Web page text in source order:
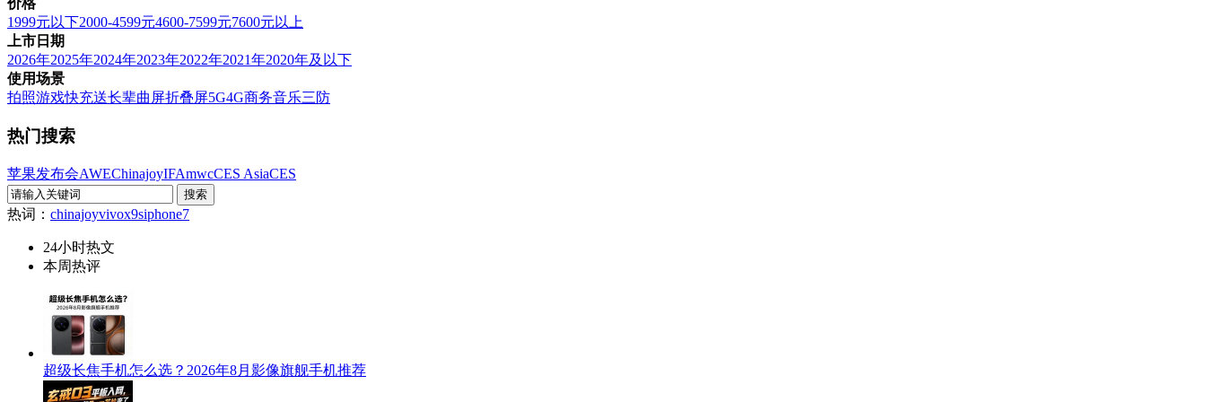
价格
1999元以下2000-4599元4600-7599元7600元以上
上市日期
2026年2025年2024年2023年2022年2021年2020年及以下
使用场景
拍照游戏快充送长辈曲屏折叠屏5G4G商务音乐三防
热门搜索
苹果发布会AWEChinajoyIFAmwcCES AsiaCES
热词： chinajoyvivox9siphone7
24小时热文
本周热评
超级长焦手机怎么选？2026年8月影像旗舰手机推荐